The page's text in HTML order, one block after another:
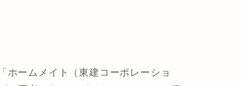
ホームメイト（東建コーポレーショ